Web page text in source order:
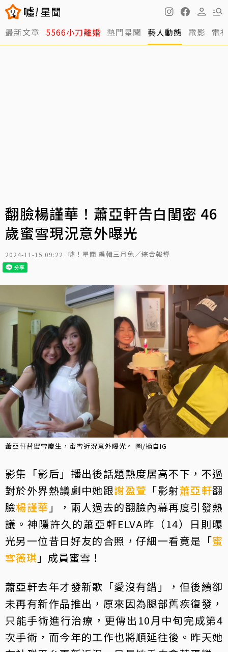
最新文章 5566小刀離婚 熱門星聞 藝人動態 電影 電
翻臉楊謹華！蕭亞軒告白閨密 46
歲蜜雪現況意外曝光
2024-11-15 09:22 噓！星聞 編輯三月兔／綜合報導
蕭亞軒替蜜雪慶生，蜜雪近況意外曝光。 圖/摘自IG
影集「影后」播出後話題熱度居高不下，不過
對於外界熱議劇中她跟謝盈萱 「影射蕭亞軒翻
臉楊謹華 」，兩人過去的翻臉內幕再度引發熱
議。神隱許久的蕭亞軒ELVA昨（14）日則曝
光另一位昔日好友的合照，仔細一看竟是「蜜
雪薇琪 」成員蜜雪！
蕭亞軒去年才發新歌「愛沒有錯」，但後續卻
未再有新作品推出，原來因為腿部舊疾復發，
只能手術進行治療，更傳出10月中旬完成第4
次手術，而今年的工作也將順延往後。昨天她